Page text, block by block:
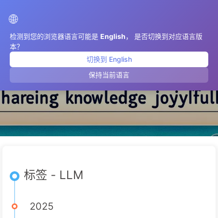
🌐
检测到您的浏览器语言可能是 English， 是否切换到对应语言版
本？
切换到 English
保持当前语言
LLM
标签 - LLM
2025